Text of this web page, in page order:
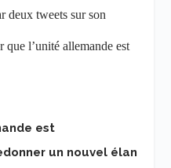
deux tweets sur son
l’unité allemande est
est
un nouvel élan